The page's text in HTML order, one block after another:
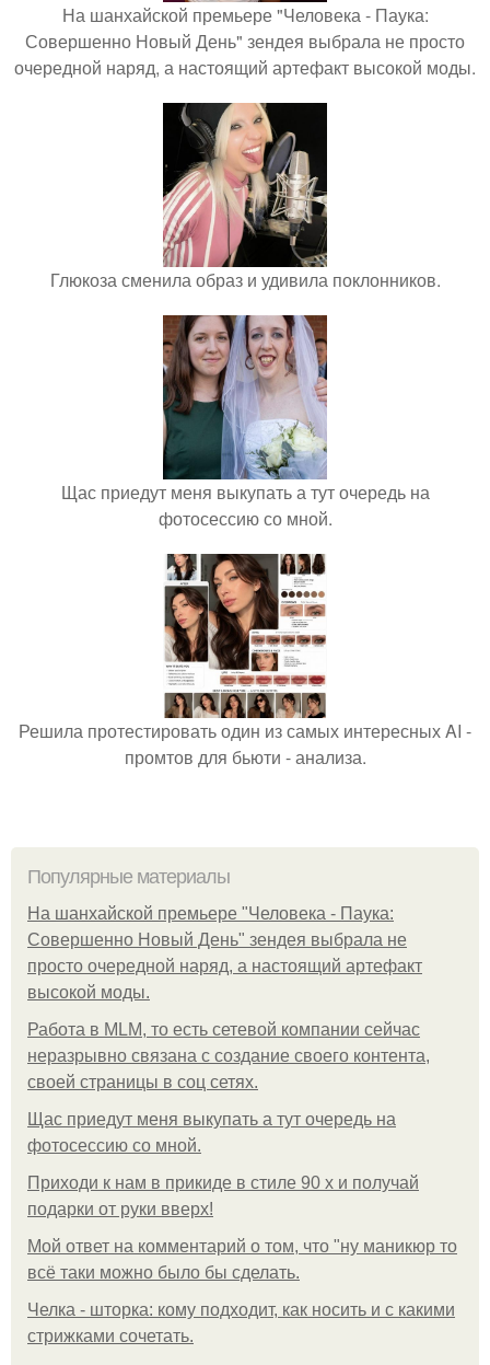
На шанхайской премьере "Человека - Паука:
Совершенно Новый День" зендея выбрала не просто
очередной наряд, а настоящий артефакт высокой моды.
Глюкоза сменила образ и удивила поклонников.
Щас приедут меня выкупать а тут очередь на
фотосессию со мной.
Решила протестировать один из самых интересных AI -
промтов для бьюти - анализа.
Популярные материалы
На шанхайской премьере "Человека - Паука:
Совершенно Новый День" зендея выбрала не
просто очередной наряд, а настоящий артефакт
высокой моды.
Работа в MLM, то есть сетевой компании сейчас
неразрывно связана с создание своего контента,
своей страницы в соц сетях.
Щас приедут меня выкупать а тут очередь на
фотосессию со мной.
Приходи к нам в прикиде в стиле 90 х и получай
подарки от руки вверх!
Мой ответ на комментарий о том, что "ну маникюр то
всё таки можно было бы сделать.
Челка - шторка: кому подходит, как носить и с какими
стрижками сочетать.